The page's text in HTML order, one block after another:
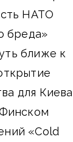
НАТО
бреда»
ближе к
для
«Cold